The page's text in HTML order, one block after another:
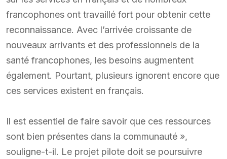
francophones ont travaillé fort pour obtenir cette
reconnaissance. Avec l’arrivée croissante de
nouveaux arrivants et des professionnels de la
santé francophones, les besoins augmentent
également. Pourtant, plusieurs ignorent encore que
ces services existent en français.
Il est essentiel de faire savoir que ces ressources
sont bien présentes dans la communauté »,
souligne-t-il. Le projet pilote doit se poursuivre